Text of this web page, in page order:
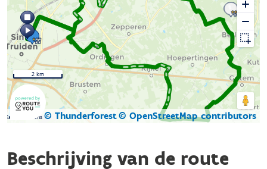
Kaartgegevens © Thunderforest© OpenStreetMap contributors
2 km
Beschrijving van de route